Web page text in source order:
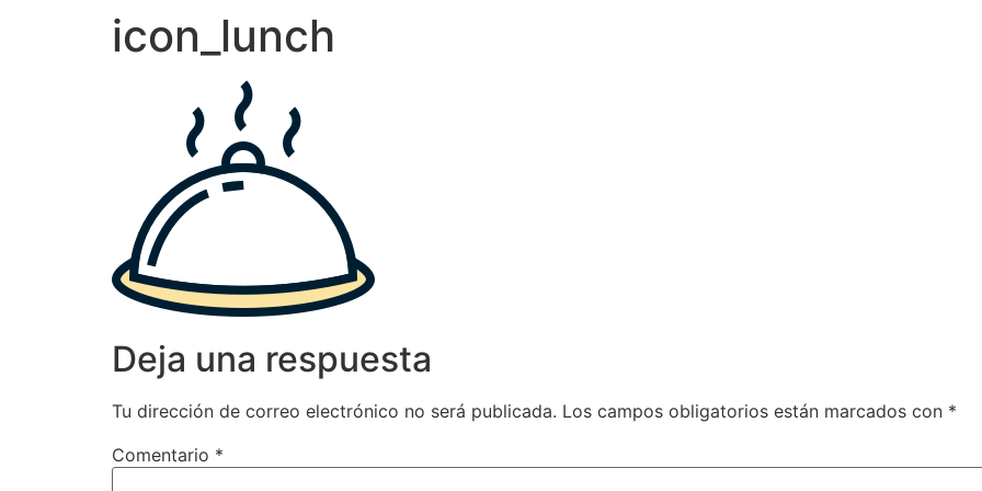
icon_lunch
Deja una respuesta
Tu dirección de correo electrónico no será publicada. Los campos obligatorios están marcados con *
Comentario *